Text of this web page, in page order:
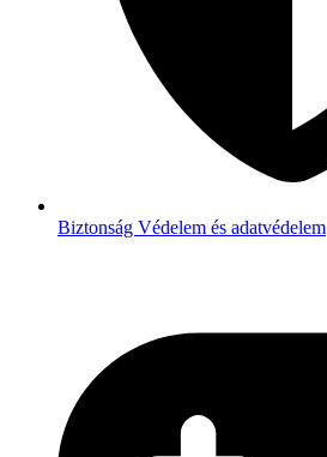
Biztonság Védelem és adatvédelem